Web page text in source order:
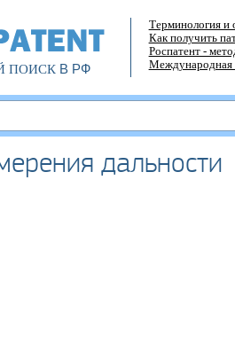
ПОИСКВ РФ
Терминология и
Как получить
Роспатент -
Международная
дальности